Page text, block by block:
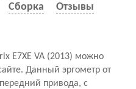
Сборка Отзывы
E7XE VA (2013) можно
Данный эргометр от
привода, с